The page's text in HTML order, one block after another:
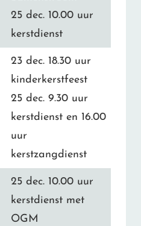
25 dec. 10.00 uur
kerstdienst
23 dec. 18.30 uur
kinderkerstfeest
25 dec. 9.30 uur
kerstdienst en 16.00
uur
kerstzangdienst
25 dec. 10.00 uur
kerstdienst met
OGM